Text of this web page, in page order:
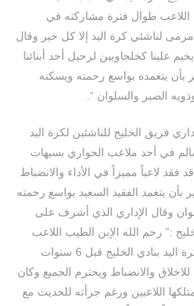
اللاعب طوال فترة مشاركته في
لناشئي كرة اليد إلا كل خير وقال
علينا كخلجاويين لرحيل أحد أبنائنا
بأن يتغمده بواسع رحمته ويسكنه
الصبر والسلوان “.
فريق الخليج للناشئين لكرة اليد
في أحد ملاعب الحواري بسيهات
فقد لاعباً مميزاً في الأداء والانضباط
بأن يتغمد الفقيد السعيد بواسع رحمته
وقال الإداري الذي أشرف على
:” رحم الله الإبن الطيب اللاعب
علي السالم الذي التحق ببراعم كرة اليد بنادي الخليج قبل 6 سنوات
والانضباط ويحترم الجميع وكان
اللاعبين ورغم جرأته للحديث مع